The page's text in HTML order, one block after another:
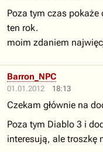
Poza tym czas
ten rok.
moim zdaniem
01.01.2012 18:13
Barron_NPC
Czekam głównie na
Poza tym Diablo 3 i
interesują, ale troszkę